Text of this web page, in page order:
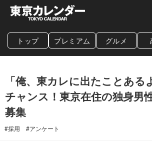
グルメ情報・プレ
トップ プレミアム グルメ
「俺、東カレに出たことある
チャンス！東京在住の独身男
募集
#採用 #アンケート